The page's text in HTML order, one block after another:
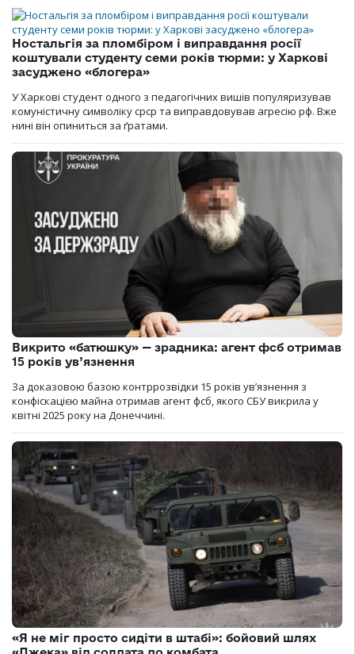
Ностальгія за пломбіром і виправдання росії
коштували студенту семи років тюрми: у Харкові
засуджено «блогера»
У Харкові студент одного з педагогічних вишів популяризував
комуністичну символіку срср та виправдовував агресію рф. Вже
нині він опиниться за ґратами.
Викрито «батюшку» — зрадника: агент фсб отримав
15 років ув’язнення
За доказовою базою контррозвідки 15 років увʼязнення з
конфіскацією майна отримав агент фсб, якого СБУ викрила у
квітні 2025 року на Донеччині.
«Я не міг просто сидіти в штабі»: бойовий шлях